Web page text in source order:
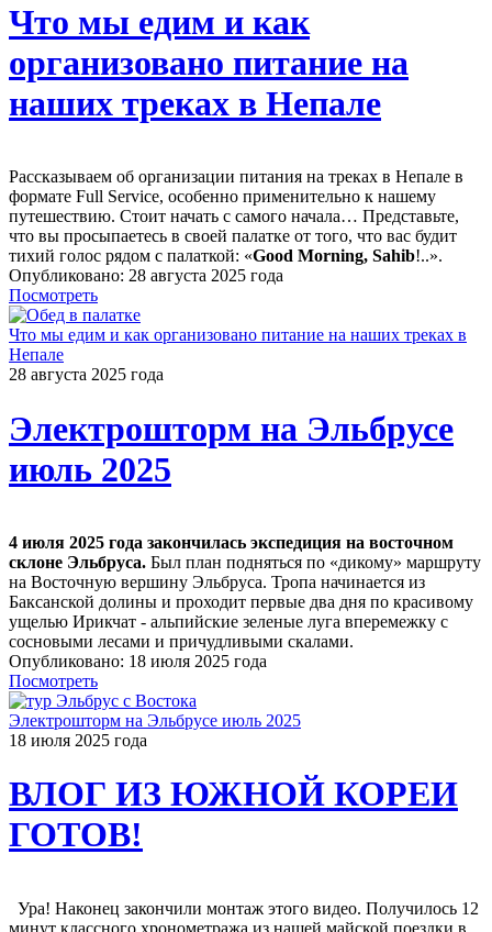
Что мы едим и как
организовано питание на
наших треках в Непале
Рассказываем об организации питания на треках в Непале в
формате Full Service, особенно применительно к нашему
путешествию. Стоит начать с самого начала… Представьте,
что вы просыпаетесь в своей палатке от того, что вас будит
тихий голос рядом с палаткой: «Good Morning, Sahib!..».
Опубликовано: 28 августа 2025 года
Посмотреть
Что мы едим и как организовано питание на наших треках в
Непале
28 августа 2025 года
Электрошторм на Эльбрусе
июль 2025
4 июля 2025 года закончилась экспедиция на восточном
склоне Эльбруса. Был план подняться по «дикому» маршруту
на Восточную вершину Эльбруса. Тропа начинается из
Баксанской долины и проходит первые два дня по красивому
ущелью Ирикчат - альпийские зеленые луга вперемежку с
сосновыми лесами и причудливыми скалами.
Опубликовано: 18 июля 2025 года
Посмотреть
Электрошторм на Эльбрусе июль 2025
18 июля 2025 года
ВЛОГ ИЗ ЮЖНОЙ КОРЕИ
ГОТОВ!
Ура! Наконец закончили монтаж этого видео. Получилось 12
минут классного хронометража из нашей майской поездки в